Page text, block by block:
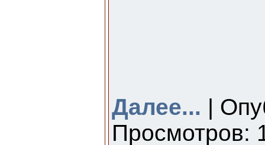
Далее... |
Просмотров: